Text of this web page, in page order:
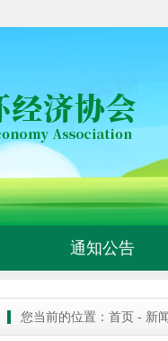
通知公告
您当前的位置： 首页 - 新